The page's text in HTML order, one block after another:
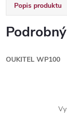
Popis produktu
OUKITEL WP100